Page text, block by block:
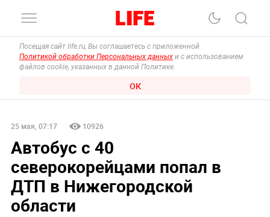
Посещая сайт life.ru, Вы соглашаетесь с приложенной
Политикой обработки Персональных данных и с использованием
файлов cookie, указанных в данной Политике.
ОК
25 мая, 07:17 10926
Автобус с 40
северокорейцами попал в
ДТП в Нижегородской
области